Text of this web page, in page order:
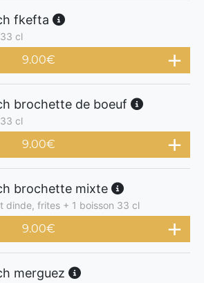
fkefta
cl
9.00€
brochette de boeuf
cl
9.00€
brochette mixte
dinde, frites + 1 boisson 33 cl
9.00€
merguez